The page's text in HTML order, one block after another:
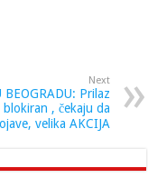
Next
BEOGRADU: Prilaz
, čekaju da
velika AKCIJA